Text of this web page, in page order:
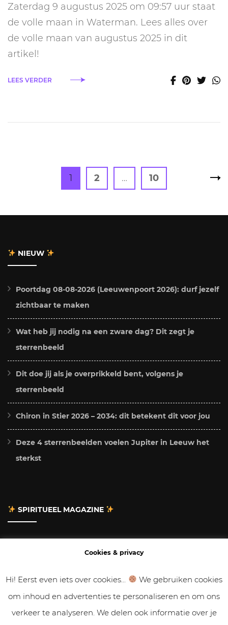
in
Waterman
augustus
Zaterdag 9 augustus 2025 om 09:57 uur staat
de volle maan in Waterman. Lees alles over
de volle maan van augustus 2025 in dit
artikel!
LEES VERDER
Berichten
paginering
Page
1 Page
2 … Page
10
NIEUW
Poortdag 08-08-2026 (Leeuwenpoort 2026): durf jezelf
zichtbaar te maken
Wat heb jij nodig na een zware dag? Dit zegt je
sterrenbeeld
Dit doe jij als je overprikkeld bent, volgens je
sterrenbeeld
Chiron in Stier 2026 – 2034: dit betekent dit voor jou
Deze 4 sterrenbeelden voelen Jupiter in Leeuw het
sterkst
SPIRITUEEL MAGAZINE
Gastbloggen
Cookies & privacy
Hi! Eerst even iets over cookies...
We gebruiken cookies
om inhoud en advertenties te personaliseren en om ons
verkeer te analyseren. We delen ook informatie over je